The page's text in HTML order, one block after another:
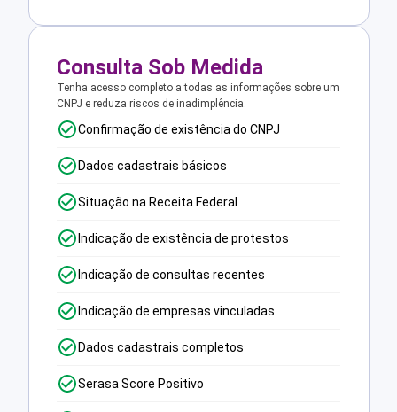
Consulta Sob Medida
Tenha acesso completo a todas as informações sobre um
CNPJ e reduza riscos de inadimplência.
Confirmação de existência do CNPJ
Dados cadastrais básicos
Situação na Receita Federal
Indicação de existência de protestos
Indicação de consultas recentes
Indicação de empresas vinculadas
Dados cadastrais completos
Serasa Score Positivo